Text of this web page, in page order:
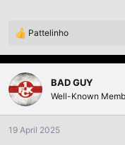
R
a
k
t
i
o
n
Pattelinho
BAD GUY
Well-Known
19 April 2025